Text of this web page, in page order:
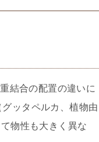
結合の配置の違いに
ッタペルカ、植物由
物性も大きく異な